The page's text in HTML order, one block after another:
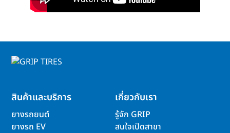
สินค้าและบริการ
ยางรถยนต์
ยางรถ EV
เกี่ยวกับเรา
รู้จัก GRIP
สนใจเปิดสาขา